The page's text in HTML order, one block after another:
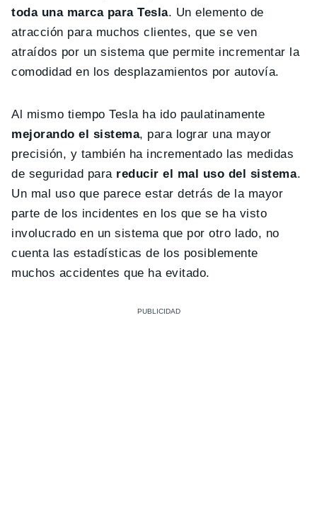
toda una marca para Tesla. Un elemento de
atracción para muchos clientes, que se ven
atraídos por un sistema que permite incrementar la
comodidad en los desplazamientos por autovía.
Al mismo tiempo Tesla ha ido paulatinamente
mejorando el sistema, para lograr una mayor
precisión, y también ha incrementado las medidas
de seguridad para reducir el mal uso del sistema.
Un mal uso que parece estar detrás de la mayor
parte de los incidentes en los que se ha visto
involucrado en un sistema que por otro lado, no
cuenta las estadísticas de los posiblemente
muchos accidentes que ha evitado.